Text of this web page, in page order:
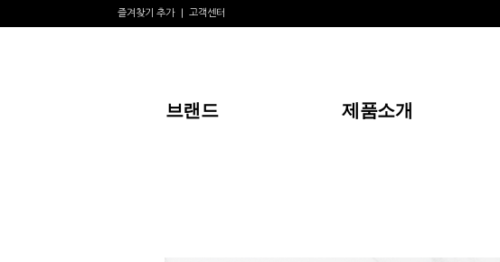
즐겨찾기 추가 고객센터
브랜드 제품소개